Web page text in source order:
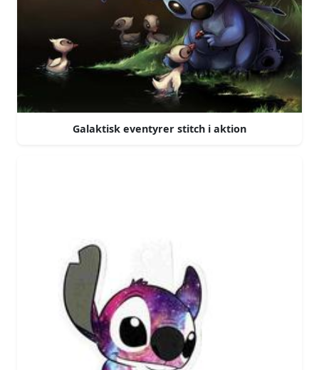
Galaktisk eventyrer stitch i aktion